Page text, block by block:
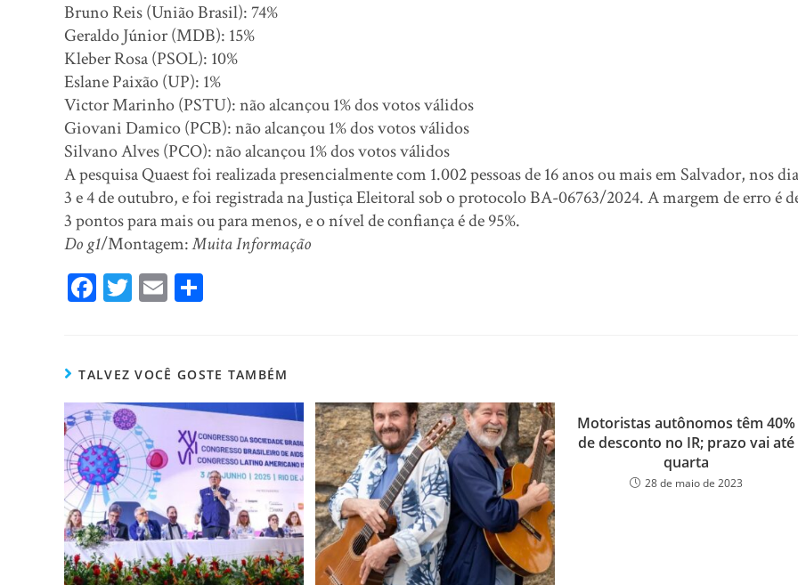
Bruno Reis (União Brasil): 74%
Geraldo Júnior (MDB): 15%
Kleber Rosa (PSOL): 10%
Eslane Paixão (UP): 1%
Victor Marinho (PSTU): não alcançou 1% dos votos válidos
Giovani Damico (PCB): não alcançou 1% dos votos válidos
Silvano Alves (PCO): não alcançou 1% dos votos válidos
A pesquisa Quaest foi realizada presencialmente com 1.002 pessoas de 16 anos ou mais em Salvador, nos
3 e 4 de outubro, e foi registrada na Justiça Eleitoral sob o protocolo BA-06763/2024. A margem de erro é
3 pontos para mais ou para menos, e o nível de confiança é de 95%.
Do g1/Montagem:Muita Informação
Fa
ok
T
er
E
TALVEZ VOCÊ GOSTE TAMBÉM
Motoristas autônomos têm 40%
de desconto no IR; prazo vai até
quarta
28 de maio de 2023